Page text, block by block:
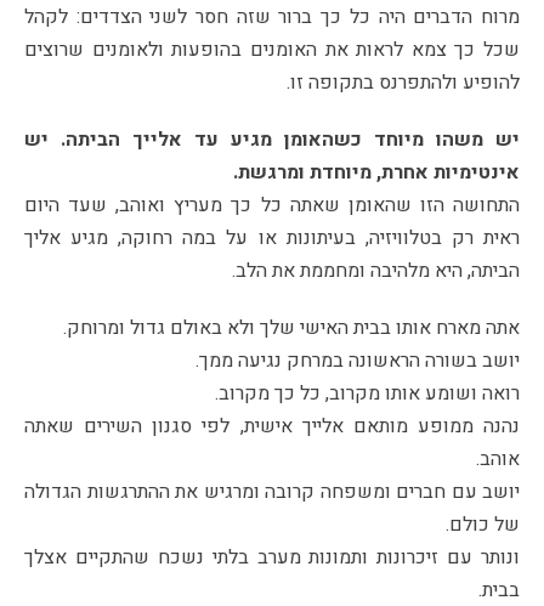
מרוח הדברים היה כל כך ברור שזה חסר לשני הצדדים: לקהל
שכל כך צמא לראות את האומנים בהופעות ולאומנים שרוצים
להופיע ולהתפרנס בתקופה זו.
יש משהו מיוחד כשהאומן מגיע עד אלייך הביתה. יש
אינטימיות אחרת, מיוחדת ומרגשת.
התחושה הזו שהאומן שאתה כל כך מעריץ ואוהב, שעד היום
ראית רק בטלוויזיה, בעיתונות או על במה רחוקה, מגיע אליך
הביתה, היא מלהיבה ומחממת את הלב.
אתה מארח אותו בבית האישי שלך ולא באולם גדול ומרוחק.
יושב בשורה הראשונה במרחק נגיעה ממך.
רואה ושומע אותו מקרוב, כל כך מקרוב.
נהנה ממופע מותאם אלייך אישית, לפי סגנון השירים שאתה
אוהב.
יושב עם חברים ומשפחה קרובה ומרגיש את ההתרגשות הגדולה
של כולם.
ונותר עם זיכרונות ותמונות מערב בלתי נשכח שהתקיים אצלך
בבית.